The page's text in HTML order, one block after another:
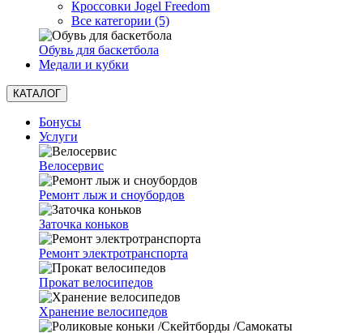
Кроссовки Jogel Freedom
Все категории (5)
Обувь для баскетбола
Медали и кубки
КАТАЛОГ
Бонусы
Услуги
Велосервис
Ремонт лыж и сноубордов
Заточка коньков
Ремонт электротранспорта
Прокат велосипедов
Хранение велосипедов